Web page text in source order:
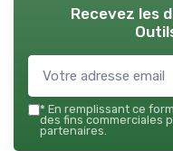
Recevez les
* En remplissant ce
des fins commerciales
partenaires.